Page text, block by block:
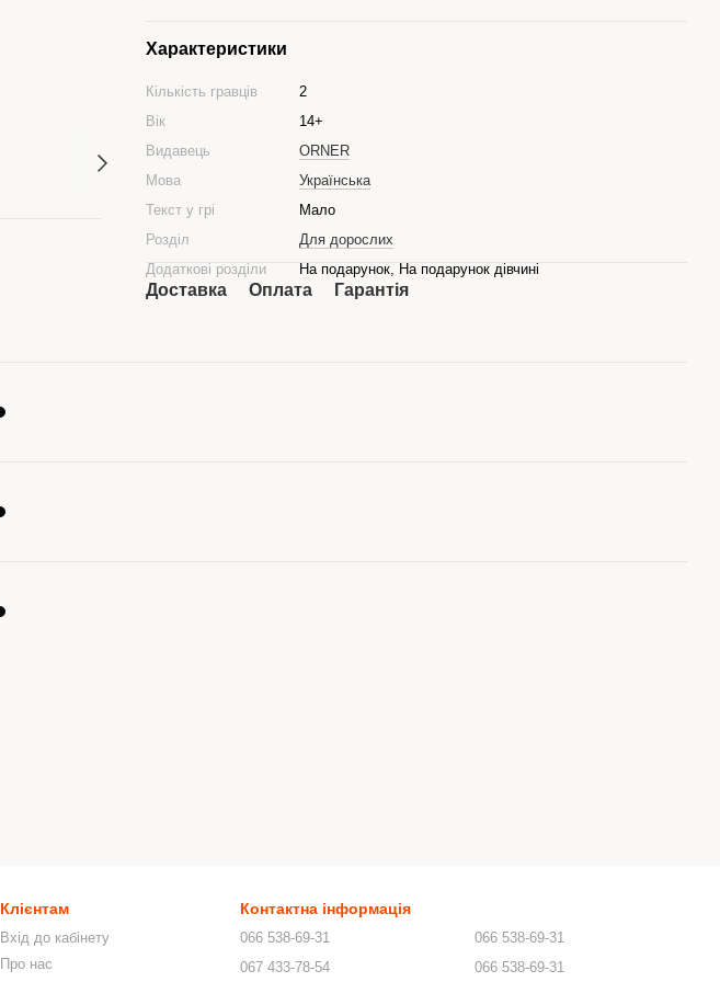
Характеристики
Кількість гравців
2
Вік
14+
Видавець
ORNER
Мова
Українська
Текст у грі
Мало
Розділ
Для дорослих
Додаткові розділи
На подарунок, На подарунок дівчині
Доставка Оплата Гарантія
Клієнтам
Вхід до кабінету
Про нас
Контактна інформація
066 538-69-31
067 433-78-54
066 538-69-31
066 538-69-31